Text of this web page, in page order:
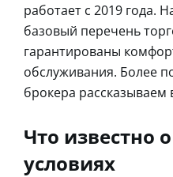
работает с 2019 года.
базовый перечень
гарантированы
обслуживания. Более
брокера рассказываем
Что известно
условиях